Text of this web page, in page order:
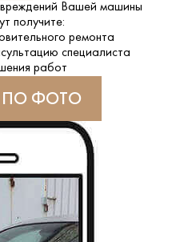
Вашей машины
получите:
ремонта
специалиста
работ
ПО ФОТО